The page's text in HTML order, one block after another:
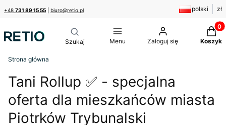
+48 731 89 15 55 biuro@retio.pl polski zł
Menu Zaloguj się Koszyk
Strona główna
Tani Rollup ✅ - specjalna
oferta dla mieszkańców miasta
Piotrków Trybunalski